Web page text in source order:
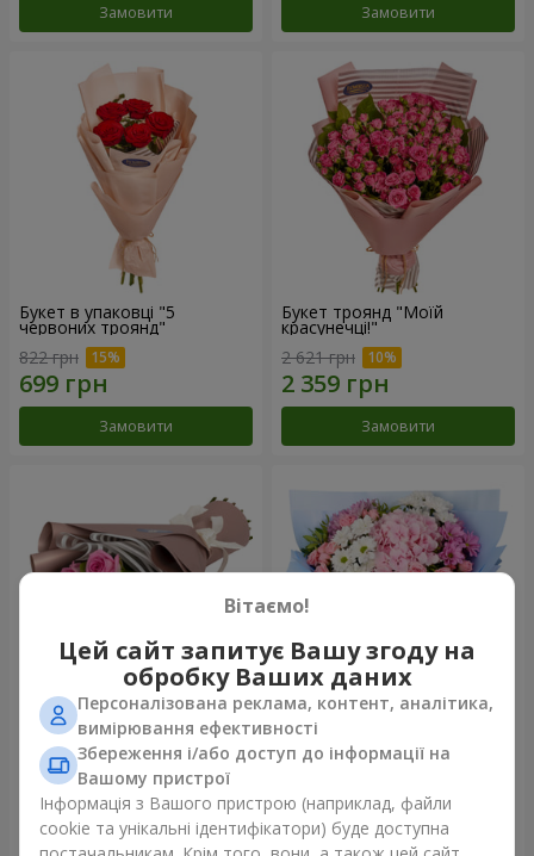
Замовити Замовити
Букет в упаковці "5
червоних троянд"
822 грн
Замовити
Букет троянд "Моїй
красунечці!"
2 621 грн
Замовити
Букет "7 рожевих троянд!"
999 грн
Замовити
Романтичний букет
"Небеса"
Замовити
Вітаємо!
Цей сайт запитує Вашу згоду на
обробку Ваших даних
Персоналізована реклама, контент, аналітика,
вимірювання ефективності
Збереження і/або доступ до інформації на
Вашому пристрої
Інформація з Вашого пристрою (наприклад, файли
cookie та унікальні ідентифікатори) буде доступна